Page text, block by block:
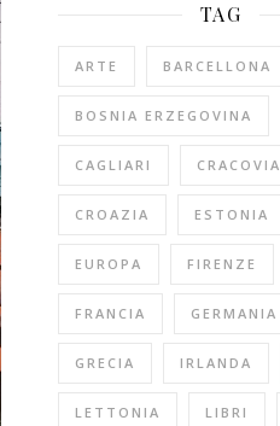
TAG
ARTE BARCELLONA
BOSNIA ERZEGOVINA
CAGLIARI CRACOVIA
CROAZIA ESTONIA
EUROPA FIRENZE
FRANCIA GERMANIA
GRECIA IRLANDA
LETTONIA LIBRI